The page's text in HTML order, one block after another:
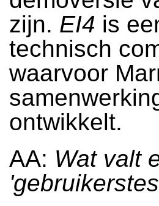
zijn. EI4 is
technisch
waarvoor
ontwikkelt.
AA: Wat valt